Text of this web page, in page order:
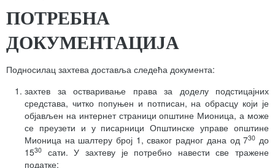
ПОТРЕБНА
ДОКУМЕНТАЦИЈА
Подносилац захтева доставља следећа документа:
захтев за остваривање права за доделу подстицајних
средстава, читко попуњен и потписан, на обрасцу који је
објављен на интернет страници општине Мионица, а може
се преузети и у писарници Општинске управе општине
Мионица на шалтеру број 1, сваког радног дана од 730 до
1530
сати. У захтеву је потребно навести све тражене
податке;